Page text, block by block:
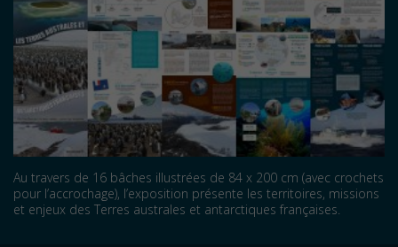
Au travers de 16 bâches illustrées de 84 x 200 cm (avec crochets
pour l’accrochage), l’exposition présente les territoires, missions
et enjeux des Terres australes et antarctiques françaises.